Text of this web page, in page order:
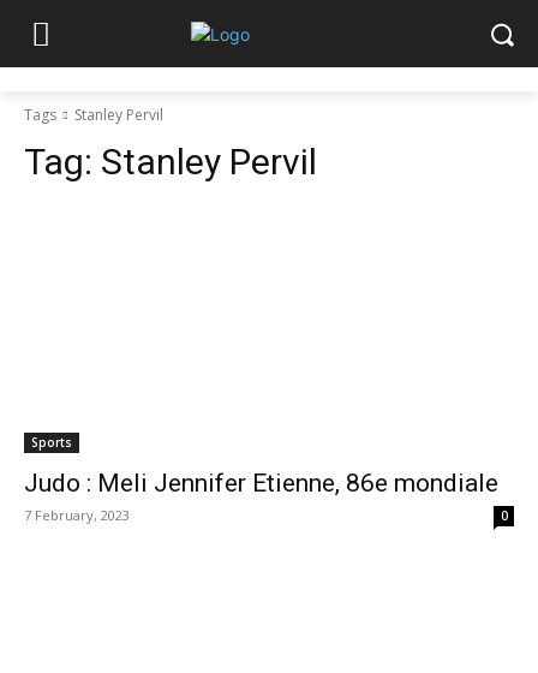
Tags Stanley Pervil
Tag: Stanley Pervil
Sports
Judo : Meli Jennifer Etienne, 86e mondiale
7 February, 2023 0